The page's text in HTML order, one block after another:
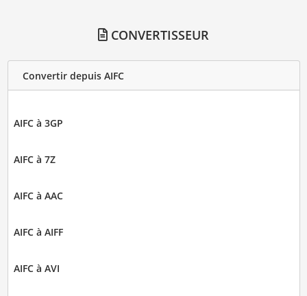
CONVERTISSEUR
Convertir depuis AIFC
AIFC à 3GP
AIFC à 7Z
AIFC à AAC
AIFC à AIFF
AIFC à AVI